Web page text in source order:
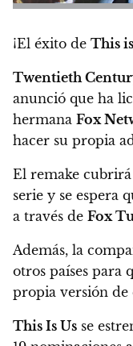
¡El éxito de This
Twentieth
anunció que ha
hermana Fox
hacer su propia
El remake
serie y se espera
a través de Fox
Además, la
otros países para
propia versión de
This Is Us se